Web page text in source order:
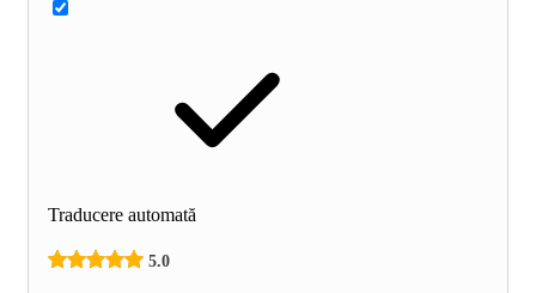
Traducere automată
5.0